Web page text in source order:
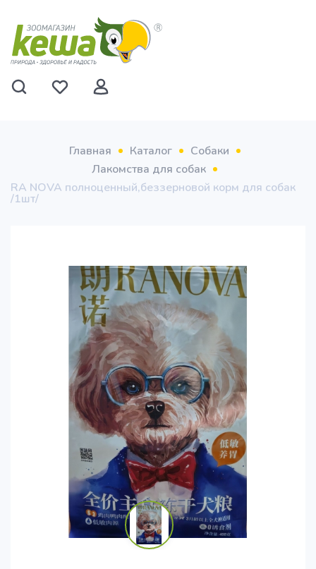
Главная Каталог
Собаки
Лакомства для собак
RA NOVA полноценный,беззерновой корм для собак
/1шт/